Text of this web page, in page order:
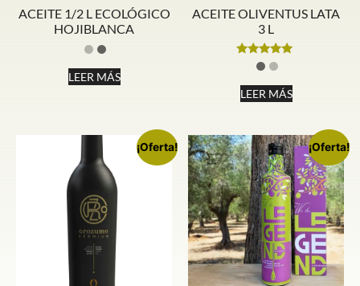
ACEITE 1/2 L ECOLÓGICO
HOJIBLANCA
LEER MÁS
ACEITE OLIVENTUS LATA
3 L
Valorado
5.00
de 5
LEER MÁS
¡Oferta! ¡Oferta!